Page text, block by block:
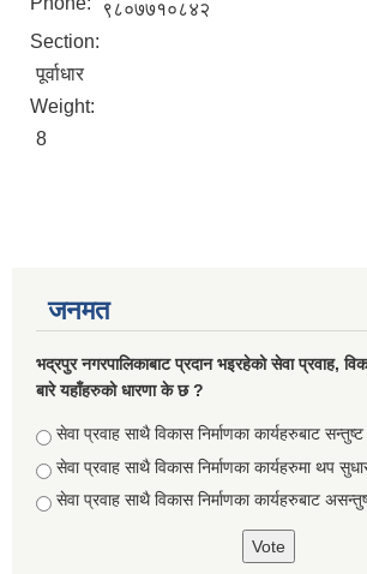
९८०७७१०८४२
Section:
पूर्वाधार
Weight:
8
जनमत
भद्रपुर नगरपालिकाबाट प्रदान भइरहेको सेवा प्रवाह,
बारे यहाँहरुको धारणा के छ ?
Choices
सेवा प्रवाह साथै विकास निर्माणका कार्यहरुबाट सन्तुष्ट
सेवा प्रवाह साथै विकास निर्माणका कार्यहरुमा थप
सेवा प्रवाह साथै विकास निर्माणका कार्यहरुबाट